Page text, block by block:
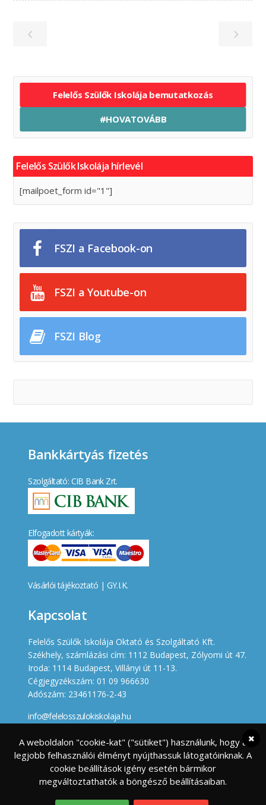
Felelős Szülők Iskolája bemutatkozás
#HOVATOVÁBB
Felelős Szülők Iskolája hírlevél
[mailpoet_form id="1"]
FSZI a Facebook-on
FSZI a Youtube-on
FSZI Blog
Bankkártyás fizetés
Szolgáltató: CIB Bank Zrt.
Elfogadott kártyák:
Vásárlói tájékoztató | GY.I.K.
Kapcsolat
Felelős Szülők Iskolája Oktató és Szolgáltató Kft.
Székhely, számlázási cím: 1112 Budapest, Zólyomi út 47.
Iroda: 1114 Budapest, Villányi út 11-13.
Cégjegyzékszám: 01 09 966630
Adószám: 23461176-2-43
info@felelosszulokiskolaja.hu
A weboldalon "cookie-kat" ("sütiket") használunk, hogy a
legjobb felhasználói élményt nyújthassuk látogatóinknak. A
cookie beállítások igény esetén bármikor
megváltoztathatók a böngésző beállításaiban.